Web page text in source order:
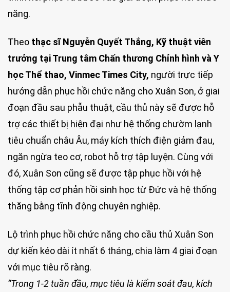
năng.
Theo thạc sĩ Nguyễn Quyết Thắng, Kỹ thuật viên
trưởng tại Trung tâm Chấn thương Chỉnh hình và Y
học Thể thao, Vinmec Times City, người trực tiếp
hướng dẫn phục hồi chức năng cho Xuân Son, ở giai
đoạn đầu sau phẫu thuật, cầu thủ này sẽ được hỗ
trợ các thiết bị hiện đại như hệ thống chườm lạnh
tiêu chuẩn châu Âu, máy kích thích điện giảm đau,
ngăn ngừa teo cơ, robot hỗ trợ tập luyện. Cùng với
đó, Xuân Son cũng sẽ được tập phục hồi với hệ
thống tập cơ phản hồi sinh học từ Đức và hệ thống
thăng bằng tĩnh động chuyên nghiệp.
Lộ trình phục hồi chức năng cho cầu thủ Xuân Son
dự kiến kéo dài ít nhất 6 tháng, chia làm 4 giai đoạn
với mục tiêu rõ ràng.
“Trong 1-2 tuần đầu, mục tiêu là kiểm soát đau, kích